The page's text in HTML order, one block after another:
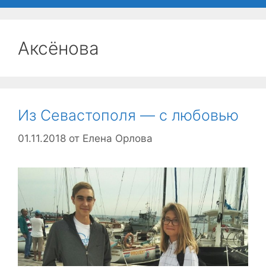
Аксёнова
Из Севастополя — с любовью
01.11.2018 от Елена Орлова